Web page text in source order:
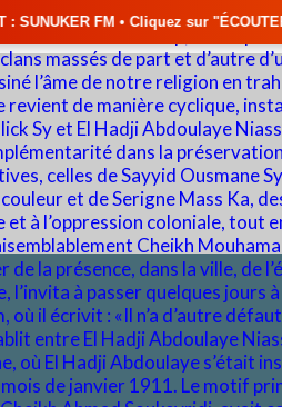
Cliquez sur "ÉCOUTER EN DIRECT"